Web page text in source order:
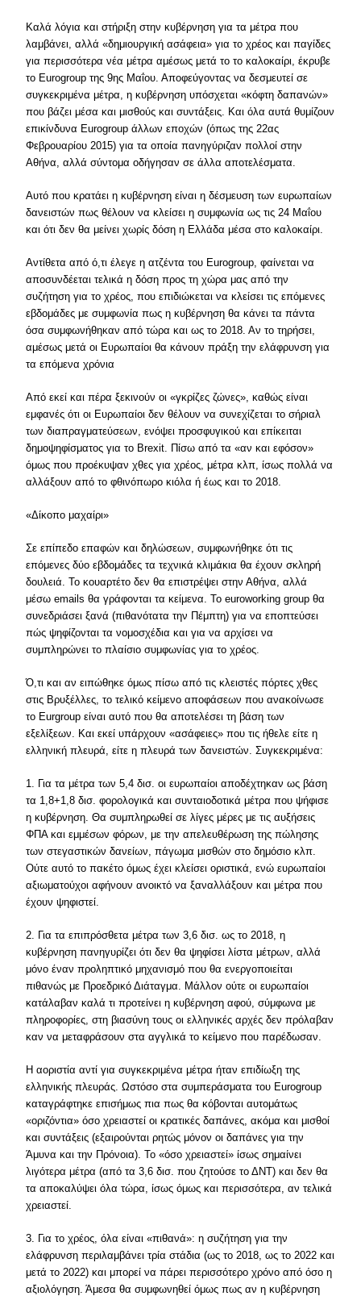
Καλά λόγια και στήριξη στην κυβέρνηση για τα μέτρα που
λαμβάνει, αλλά «δημιουργική ασάφεια» για το χρέος και παγίδες
για περισσότερα νέα μέτρα αμέσως μετά το το καλοκαίρι, έκρυβε
το Eurogroup της 9ης Μαΐου. Αποφεύγοντας να δεσμευτεί σε
συγκεκριμένα μέτρα, η κυβέρνηση υπόσχεται «κόφτη δαπανών»
που βάζει μέσα και μισθούς και συντάξεις. Και όλα αυτά θυμίζουν
επικίνδυνα Eurogroup άλλων εποχών (όπως της 22ας
Φεβρουαρίου 2015) για τα οποία πανηγύριζαν πολλοί στην
Αθήνα, αλλά σύντομα οδήγησαν σε άλλα αποτελέσματα.
Αυτό που κρατάει η κυβέρνηση είναι η δέσμευση των ευρωπαίων
δανειστών πως θέλουν να κλείσει η συμφωνία ως τις 24 Μαΐου
και ότι δεν θα μείνει χωρίς δόση η Ελλάδα μέσα στο καλοκαίρι.
Αντίθετα από ό,τι έλεγε η ατζέντα του Eurogroup, φαίνεται να
αποσυνδέεται τελικά η δόση προς τη χώρα μας από την
συζήτηση για το χρέος, που επιδιώκεται να κλείσει τις επόμενες
εβδομάδες με συμφωνία πως η κυβέρνηση θα κάνει τα πάντα
όσα συμφωνήθηκαν από τώρα και ως το 2018. Αν το τηρήσει,
αμέσως μετά οι Ευρωπαίοι θα κάνουν πράξη την ελάφρυνση για
τα επόμενα χρόνια
Από εκεί και πέρα ξεκινούν οι «γκρίζες ζώνες», καθώς είναι
εμφανές ότι οι Ευρωπαίοι δεν θέλουν να συνεχίζεται το σήριαλ
των διαπραγματεύσεων, ενόψει προσφυγικού και επίκειται
δημοψηφίσματος για το Brexit. Πίσω από τα «αν και εφόσον»
όμως που προέκυψαν χθες για χρέος, μέτρα κλπ, ίσως πολλά να
αλλάξουν από το φθινόπωρο κιόλα ή έως και το 2018.
«Δίκοπο μαχαίρι»
Σε επίπεδο επαφών και δηλώσεων, συμφωνήθηκε ότι τις
επόμενες δύο εβδομάδες τα τεχνικά κλιμάκια θα έχουν σκληρή
δουλειά. Το κουαρτέτο δεν θα επιστρέψει στην Αθήνα, αλλά
μέσω emails θα γράφονται τα κείμενα. To euroworking group θα
συνεδριάσει ξανά (πιθανότατα την Πέμπτη) για να εποπτεύσει
πώς ψηφίζονται τα νομοσχέδια και για να αρχίσει να
συμπληρώνει το πλαίσιο συμφωνίας για το χρέος.
Ό,τι και αν ειπώθηκε όμως πίσω από τις κλειστές πόρτες χθες
στις Βρυξέλλες, το τελικό κείμενο αποφάσεων που ανακοίνωσε
το Eurgroup είναι αυτό που θα αποτελέσει τη βάση των
εξελίξεων. Και εκεί υπάρχουν «ασάφειες» που τις ήθελε είτε η
ελληνική πλευρά, είτε η πλευρά των δανειστών. Συγκεκριμένα:
1. Για τα μέτρα των 5,4 δισ. οι ευρωπαίοι αποδέχτηκαν ως βάση
τα 1,8+1,8 δισ. φορολογικά και συνταιοδοτικά μέτρα που ψήφισε
η κυβέρνηση. Θα συμπληρωθεί σε λίγες μέρες με τις αυξήσεις
ΦΠΑ και εμμέσων φόρων, με την απελευθέρωση της πώλησης
των στεγαστικών δανείων, πάγωμα μισθών στο δημόσιο κλπ.
Ούτε αυτό το πακέτο όμως έχει κλείσει οριστικά, ενώ ευρωπαίοι
αξιωματούχοι αφήνουν ανοικτό να ξαναλλάξουν και μέτρα που
έχουν ψηφιστεί.
2. Για τα επιπρόσθετα μέτρα των 3,6 δισ. ως το 2018, η
κυβέρνηση πανηγυρίζει ότι δεν θα ψηφίσει λίστα μέτρων, αλλά
μόνο έναν προληπτικό μηχανισμό που θα ενεργοποιείται
πιθανώς με Προεδρικό Διάταγμα. Μάλλον ούτε οι ευρωπαίοι
κατάλαβαν καλά τι προτείνει η κυβέρνηση αφού, σύμφωνα με
πληροφορίες, στη βιασύνη τους οι ελληνικές αρχές δεν πρόλαβαν
καν να μεταφράσουν στα αγγλικά το κείμενο που παρέδωσαν.
Η αοριστία αντί για συγκεκριμένα μέτρα ήταν επιδίωξη της
ελληνικής πλευράς. Ωστόσο στα συμπεράσματα του Eurogroup
καταγράφτηκε επισήμως πια πως θα κόβονται αυτομάτως
«οριζόντια» όσο χρειαστεί οι κρατικές δαπάνες, ακόμα και μισθοί
και συντάξεις (εξαιρούνται ρητώς μόνον οι δαπάνες για την
Άμυνα και την Πρόνοια). Το «όσο χρειαστεί» ίσως σημαίνει
λιγότερα μέτρα (από τα 3,6 δισ. που ζητούσε το ΔΝΤ) και δεν θα
τα αποκαλύψει όλα τώρα, ίσως όμως και περισσότερα, αν τελικά
χρειαστεί.
3. Για το χρέος, όλα είναι «πιθανά»: η συζήτηση για την
ελάφρυνση περιλαμβάνει τρία στάδια (ως το 2018, ως το 2022 και
μετά το 2022) και μπορεί να πάρει περισσότερο χρόνο από όσο η
αξιολόγηση. Άμεσα θα συμφωνηθεί όμως πως αν η κυβέρνηση